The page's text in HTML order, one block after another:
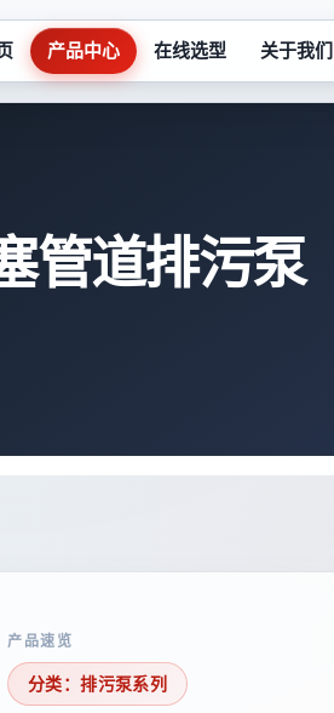
产品中心
卫生泵系列
一体化预制泵站
在线选型 关于我们
管道排污泵
产品速览
分类：排污泵系列